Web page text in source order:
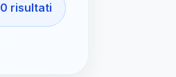
0 risultati